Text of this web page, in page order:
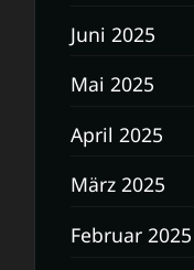
Juni 2025
Mai 2025
April 2025
März 2025
Februar 2025